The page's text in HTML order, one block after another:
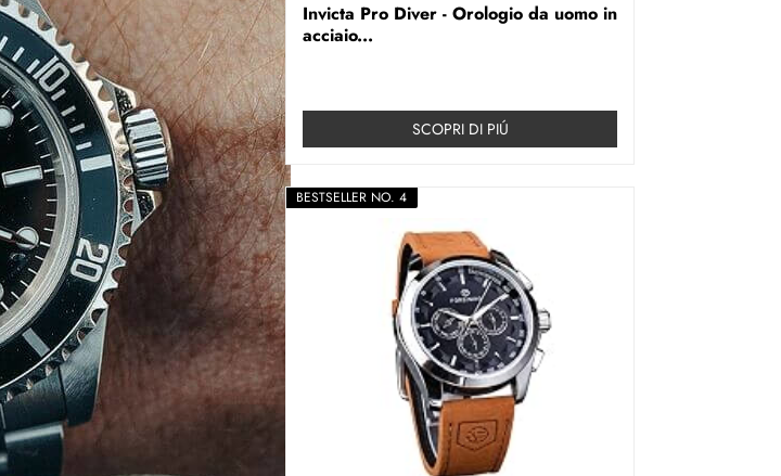
Invicta Pro Diver - Orologio da uomo in
acciaio...
SCOPRI DI PIÚ
BESTSELLER NO. 4